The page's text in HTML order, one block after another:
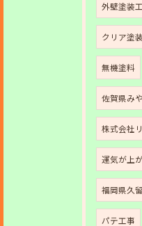
外壁塗装
クリア塗装
無機塗料
佐賀県み
株式会社
運気が上
福岡県久
パテ工事